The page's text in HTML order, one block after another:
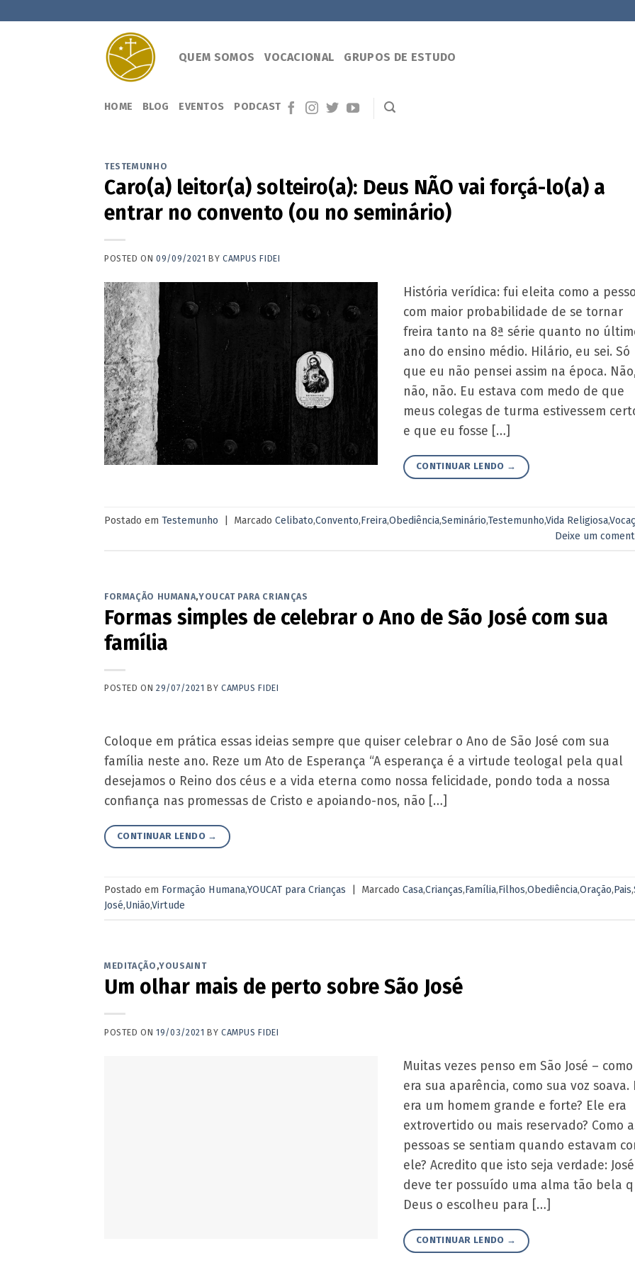
QUEM SOMOS VOCACIONAL GRUPOS DE ESTUDO
HOME BLOG EVENTOS PODCAST
TESTEMUNHO
Caro(a) leitor(a) solteiro(a): Deus NÃO vai forçá-lo(a) a
entrar no convento (ou no seminário)
POSTED ON09/09/2021 BY CAMPUS FIDEI
História verídica: fui eleita como a
com maior probabilidade de se tornar
freira tanto na 8ª série quanto no
ano do ensino médio. Hilário, eu sei. Só
que eu não pensei assim na época.
não, não. Eu estava com medo de que
meus colegas de turma estivessem
e que eu fosse […]
CONTINUAR LENDO →
Postado em Testemunho Marcado Celibato,Convento,Freira,Obediência,Seminário,Testemunho,Vida Religiosa,
Deixe um
FORMAÇÃO HUMANA,YOUCAT PARA CRIANÇAS
Formas simples de celebrar o Ano de São José com sua
família
POSTED ON29/07/2021 BY CAMPUS FIDEI
Coloque em prática essas ideias sempre que quiser celebrar o Ano de São José com sua
família neste ano. Reze um Ato de Esperança “A esperança é a virtude teologal pela qual
desejamos o Reino dos céus e a vida eterna como nossa felicidade, pondo toda a nossa
confiança nas promessas de Cristo e apoiando-nos, não […]
CONTINUAR LENDO →
Postado em Formação Humana,YOUCAT para Crianças Marcado Casa,Crianças,Família,Filhos,Obediência,Oração,Pais,
José,União,Virtude
MEDITAÇÃO ,YOUSAINT
Um olhar mais de perto sobre São José
POSTED ON19/03/2021 BY CAMPUS FIDEI
Muitas vezes penso em São José – como
era sua aparência, como sua voz soava.
era um homem grande e forte? Ele era
extrovertido ou mais reservado? Como
pessoas se sentiam quando estavam
ele? Acredito que isto seja verdade: José
deve ter possuído uma alma tão bela
Deus o escolheu para […]
CONTINUAR LENDO →